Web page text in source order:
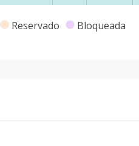
1 149.09
Reservado Bloqueada